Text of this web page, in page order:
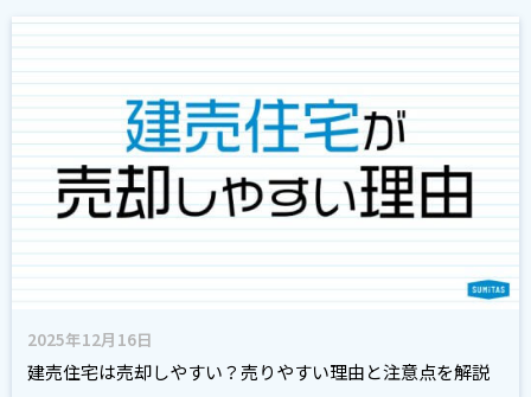
2025年12月16日
建売住宅は売却しやすい？売りやすい理由と注意点を解説